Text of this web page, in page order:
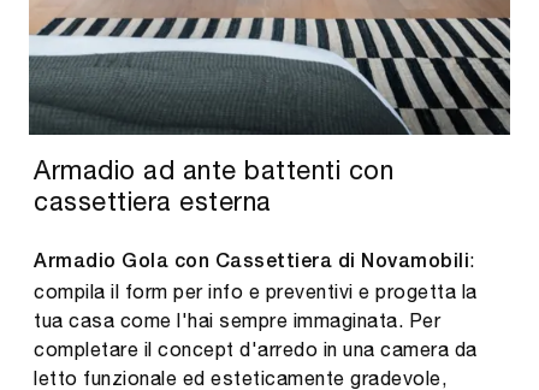
Armadio ad ante battenti con
cassettiera esterna
Armadio Gola con Cassettiera di Novamobili:
compila il form per info e preventivi e progetta la
tua casa come l'hai sempre immaginata. Per
completare il concept d'arredo in una camera da
letto funzionale ed esteticamente gradevole,